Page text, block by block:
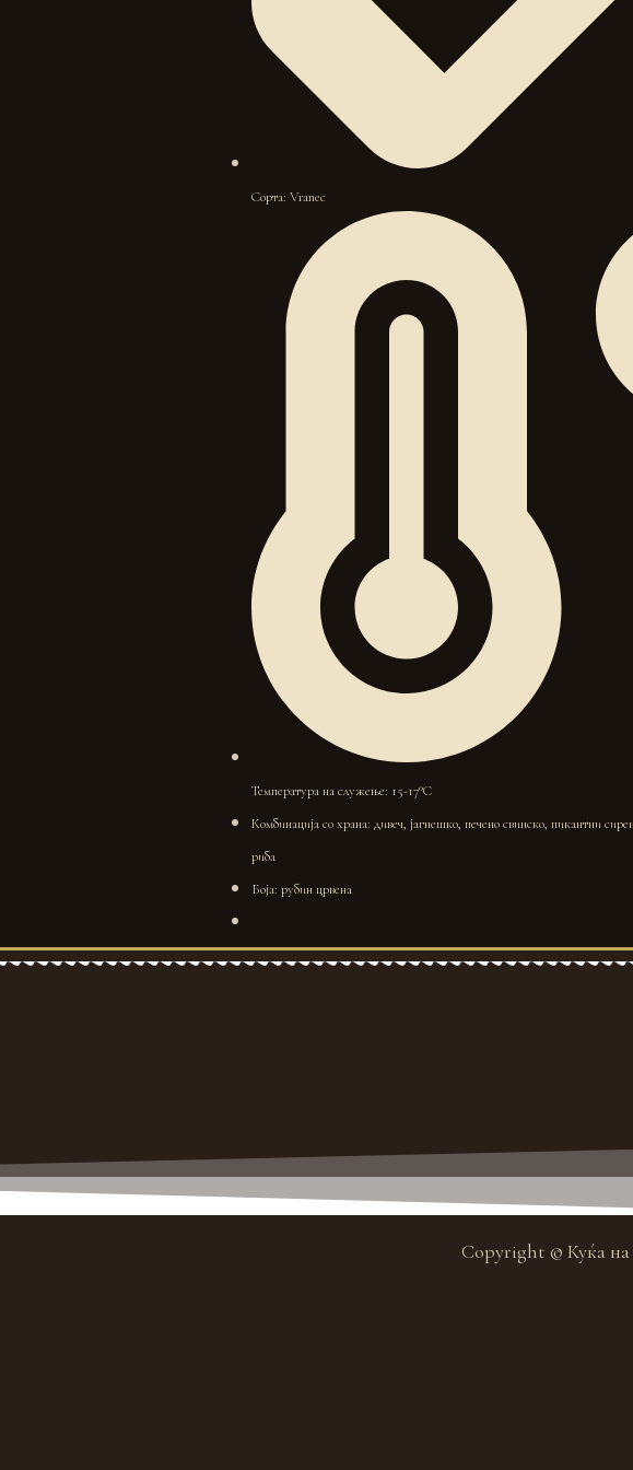
Сорта: Vranec
Температура на служење: 15-17°C
Комбинација со храна: дивеч, јагнешко, печено свинско, пикантни
риба
Боја: рубин црвена
Copyright © Куќа на